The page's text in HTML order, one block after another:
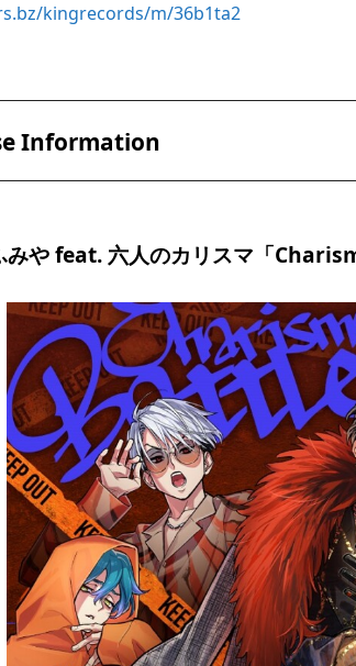
kingrecords/m/36b1ta2
Information
みや feat. 六人のカリスマ「